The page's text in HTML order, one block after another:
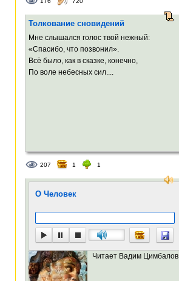
Толкование сновидений
Мне слышался голос твой нежный:
«Спасибо, что позвонил».
Всё было, как в сказке, конечно,
По воле небесных сил....
207 1 1
О Человек
Читает Вадим Цимбалов